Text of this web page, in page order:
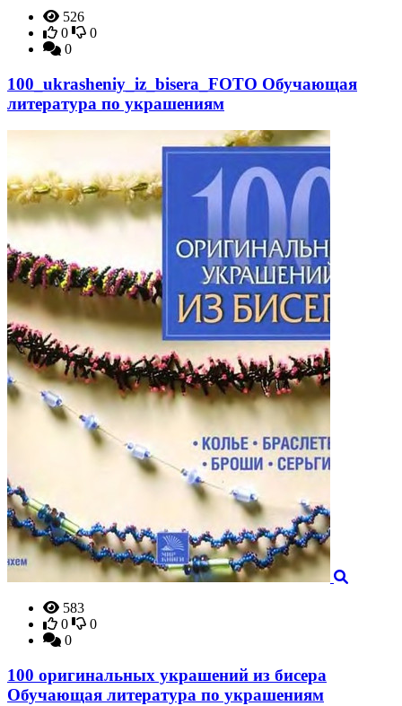
526
0
0
0
100_ukrasheniy_iz_bisera_FOTO Обучающая
литература по украшениям
583
0
0
0
100 оригинальных украшений из бисера
Обучающая литература по украшениям